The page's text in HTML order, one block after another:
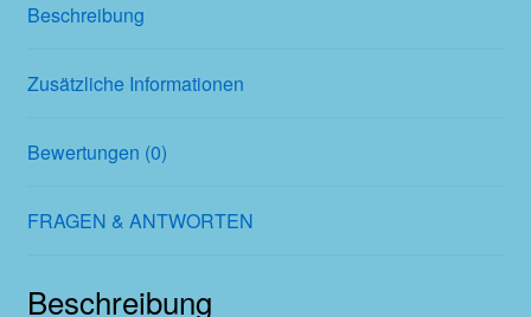
Beschreibung
Zusätzliche Informationen
Bewertungen (0)
FRAGEN & ANTWORTEN
Beschreibung